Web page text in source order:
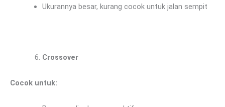
Ukurannya besar, kurang cocok untuk jalan sempit
Crossover
Cocok untuk: